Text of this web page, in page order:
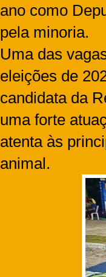
ano como
pela minoria.
Uma das
eleições de
candidata da
uma forte
atenta às
animal.